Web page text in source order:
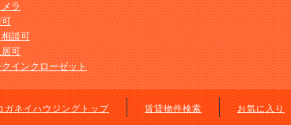
ラ
談可
可
インクローゼット
ガネイハウジングトップ 賃貸物件検索 お気に入り